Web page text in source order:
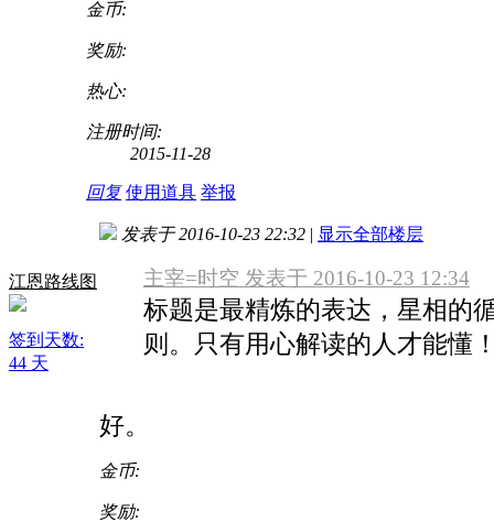
金币:
奖励:
热心:
注册时间:
2015-11-28
回复 使用道具 举报
江恩路线图
签到天数:
44 天
发表于 2016-10-23 22:32 | 显示全部楼层
主宰=时空 发表于 2016-10-23 12:34
标题是最精炼的表达，星相的
则。只有用心解读的人才能懂
好。
金币:
奖励: